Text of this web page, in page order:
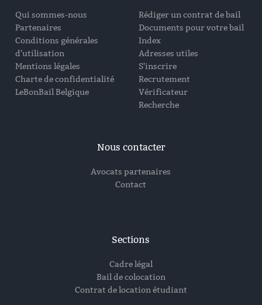
Qui sommes-nous
Partenaires
Conditions générales
d'utilisation
Mentions légales
Charte de confidentialité
LeBonBail Belgique
Rédiger un contrat de bail
Documents pour votre bail
Index
Adresses utiles
S'inscrire
Recrutement
Vérificateur
Recherche
Nous contacter
Avocats partenaires
Contact
Sections
Cadre légal
Bail de colocation
Contrat de location étudiant